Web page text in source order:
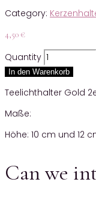
Category:
4,50 €
Quantity
In den Warenkorb
Teelichthalter Gold
Maße:
Höhe: 10 cm und 12
Can we